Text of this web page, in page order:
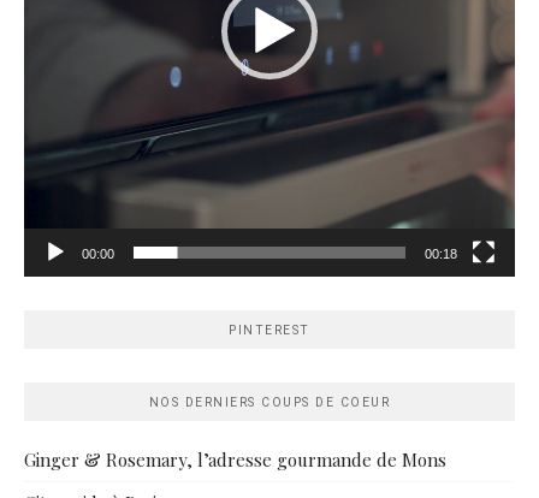
00:00 00:18
PINTEREST
NOS DERNIERS COUPS DE COEUR
Ginger & Rosemary, l’adresse gourmande de Mons